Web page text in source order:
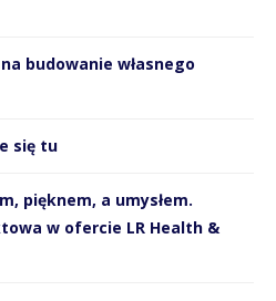
budowanie własnego
się tu
pięknem, a umysłem.
w ofercie LR Health &